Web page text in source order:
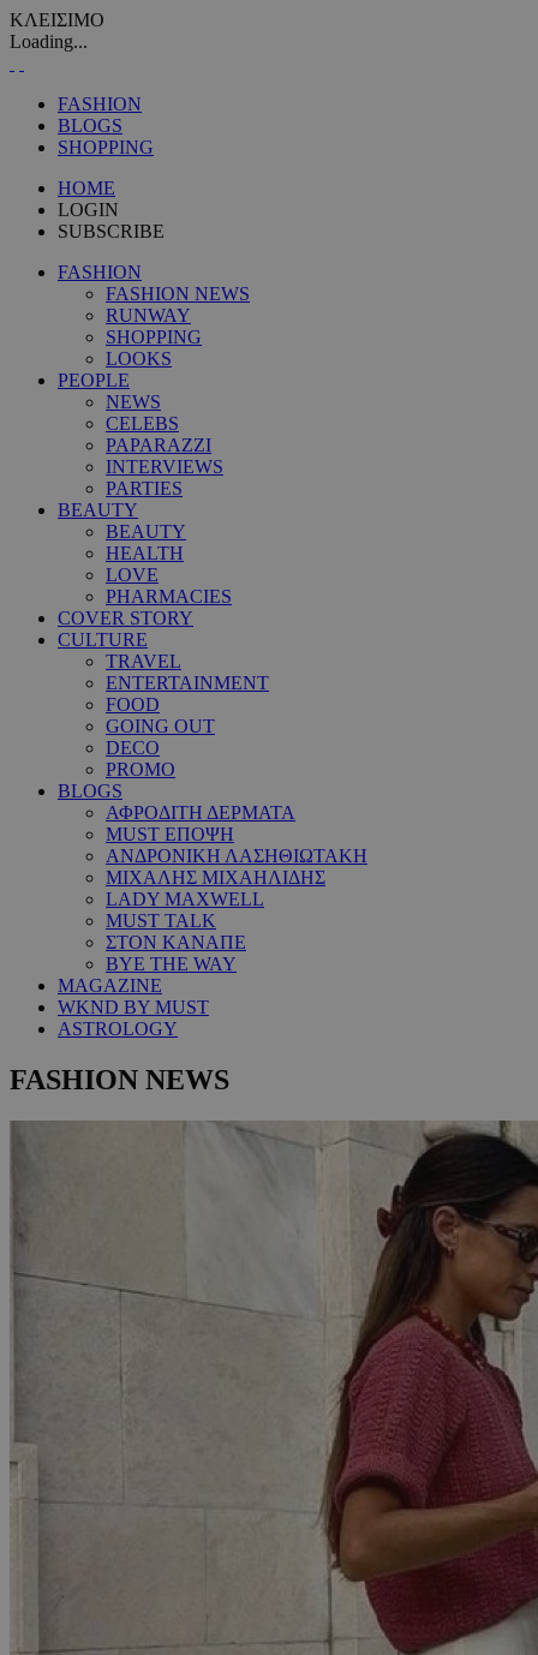
ΚΛΕΙΣΙΜΟ
Loading...
FASHION
BLOGS
SHOPPING
HOME
LOGIN
SUBSCRIBE
FASHION
FASHION NEWS
RUNWAY
SHOPPING
LOOKS
PEOPLE
NEWS
CELEBS
PAPARAZZI
INTERVIEWS
PARTIES
BEAUTY
BEAUTY
HEALTH
LOVE
PHARMACIES
COVER STORY
CULTURE
TRAVEL
ENTERTAINMENT
FOOD
GOING OUT
DECO
PROMO
BLOGS
ΑΦΡΟΔΙΤΗ ΔΕΡΜΑΤΑ
MUST ΕΠΟΨΗ
ΑΝΔΡΟΝΙΚΗ ΛΑΣΗΘΙΩΤΑΚΗ
ΜΙΧΑΛΗΣ ΜΙΧΑΗΛΙΔΗΣ
LADY MAXWELL
MUST TALK
ΣΤΟΝ ΚΑΝΑΠΕ
BYE THE WAY
MAGAZINE
WKND BY MUST
ASTROLOGY
FASHION NEWS